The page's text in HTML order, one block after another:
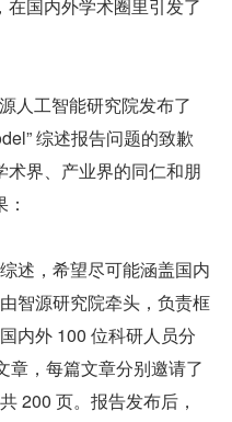
国内外学术圈里引发了
人工智能研究院发布了
综述报告问题的致歉
界、产业界的同仁和朋
述，希望尽可能涵盖国内
智源研究院牵头，负责框
内外 100 位科研人员分
章，每篇文章分别邀请了
200 页。报告发布后，